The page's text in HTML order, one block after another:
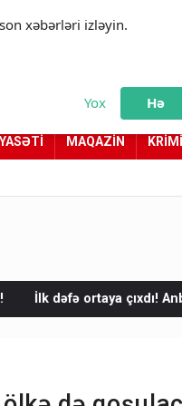
xəbərləri izləyin.
Yox Hə
(012) 449 94 05
MAQAZİN
Anbarda ABŞ və İsrail